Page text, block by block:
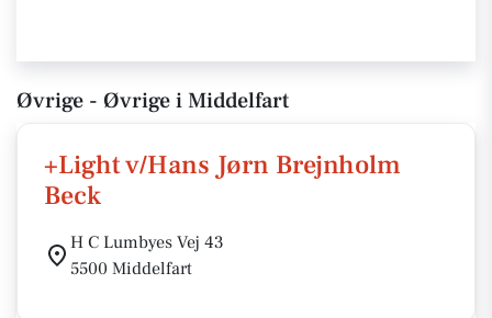
Øvrige - Øvrige i Middelfart
+Light v/Hans Jørn Brejnholm
Beck
H C Lumbyes Vej 43
5500 Middelfart